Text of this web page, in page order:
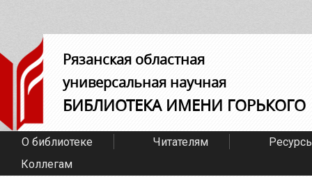
Рязанская областная
универсальная научная
БИБЛИОТЕКА ИМЕНИ ГОРЬКОГО
О библиотеке Читателям
Коллегам